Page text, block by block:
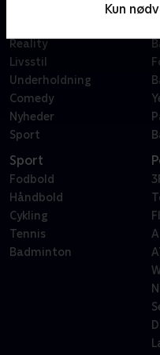
Kun
Reality
Livsstil
Underholdning
Comedy
Nyheder
Sport
Sport
Fodbold
Håndbold
Cykling
Tennis
Badminton